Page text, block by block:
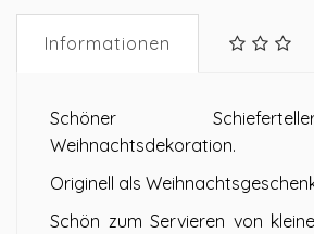
Informationen
Schöner
Weihnachtsdekoration.
Originell als
Schön zum Servieren von